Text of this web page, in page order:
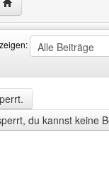
du kannst keine